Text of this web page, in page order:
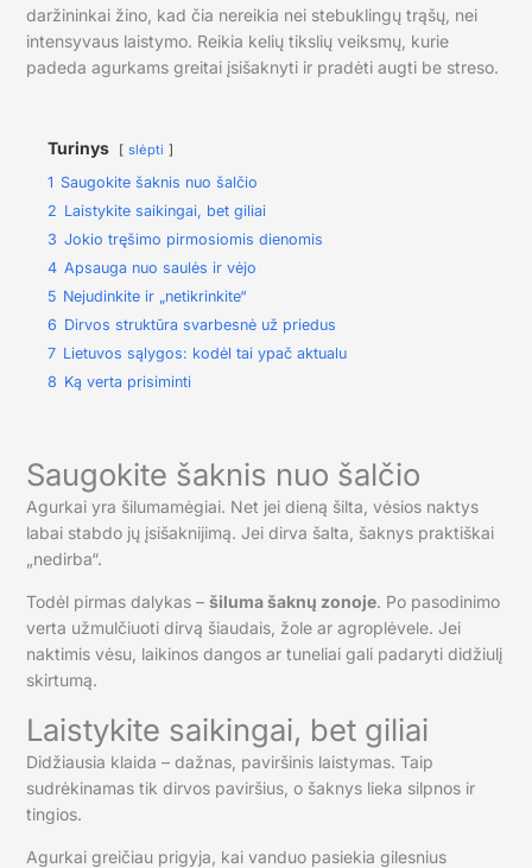
daržininkai žino, kad čia nereikia nei stebuklingų trąšų, nei
intensyvaus laistymo. Reikia kelių tikslių veiksmų, kurie
padeda agurkams greitai įsišaknyti ir pradėti augti be streso.
Turinys slėpti
1 Saugokite šaknis nuo šalčio
2 Laistykite saikingai, bet giliai
3 Jokio tręšimo pirmosiomis dienomis
4 Apsauga nuo saulės ir vėjo
5 Nejudinkite ir „netikrinkite“
6 Dirvos struktūra svarbesnė už priedus
7 Lietuvos sąlygos: kodėl tai ypač aktualu
8 Ką verta prisiminti
Saugokite šaknis nuo šalčio
Agurkai yra šilumamėgiai. Net jei dieną šilta, vėsios naktys
labai stabdo jų įsišaknijimą. Jei dirva šalta, šaknys praktiškai
„nedirba“.
Todėl pirmas dalykas – šiluma šaknų zonoje. Po pasodinimo
verta užmulčiuoti dirvą šiaudais, žole ar agroplėvele. Jei
naktimis vėsu, laikinos dangos ar tuneliai gali padaryti didžiulį
skirtumą.
Laistykite saikingai, bet giliai
Didžiausia klaida – dažnas, paviršinis laistymas. Taip
sudrėkinamas tik dirvos paviršius, o šaknys lieka silpnos ir
tingios.
Agurkai greičiau prigyja, kai vanduo pasiekia gilesnius